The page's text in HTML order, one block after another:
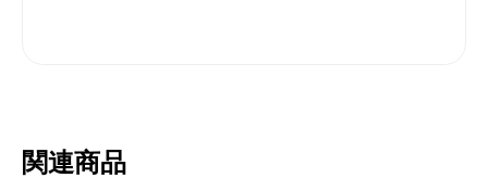
関連商品